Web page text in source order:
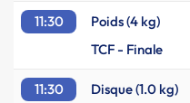
11:30 Poids (4 kg)
TCF - Finale
11:30 Disque (1.0 kg)